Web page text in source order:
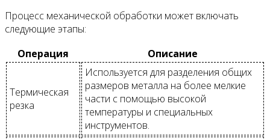
Процесс механической обработки может включать
следующие этапы:
Операция
Описание
Термическая
резка
Используется для разделения общих
размеров металла на более мелкие
части с помощью высокой
температуры и специальных
инструментов.